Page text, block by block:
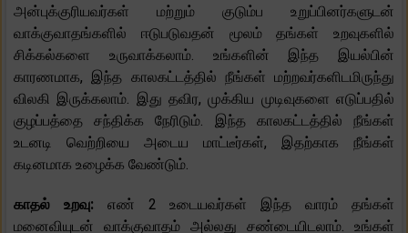
அன்புக்குரியவர்கள் மற்றும் குடும்ப உறுப்பினர்களுடன்
வாக்குவாதங்களில் ஈடுபடுவதன் மூலம் தங்கள் உறவுகளில்
சிக்கல்களை உருவாக்கலாம். உங்களின் இந்த இயல்பின்
காரணமாக, இந்த காலகட்டத்தில் நீங்கள் மற்றவர்களிடமிருந்து
விலகி இருக்கலாம். இது தவிர, முக்கிய முடிவுகளை எடுப்பதில்
குழப்பத்தை சந்திக்க நேரிடும். இந்த காலகட்டத்தில் நீங்கள்
உடனடி வெற்றியை அடைய மாட்டீர்கள், இதற்காக நீங்கள்
கடினமாக உழைக்க வேண்டும்.
காதல் உறவு: எண் 2 உடையவர்கள் இந்த வாரம் தங்கள்
மனைவியுடன் வாக்குவாதம் அல்லது சண்டையிடலாம். உங்கள்